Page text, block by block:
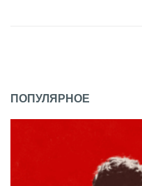
ПОПУЛЯРНОЕ